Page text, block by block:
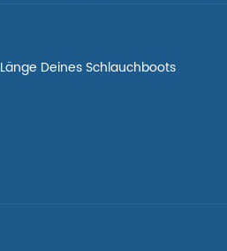
Länge Deines Schlauchboots